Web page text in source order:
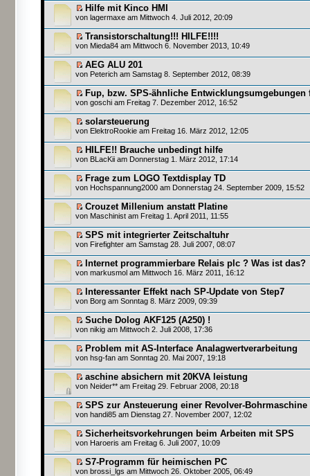
Hilfe mit Kinco HMI
von lagermaxe am Mittwoch 4. Juli 2012, 20:09
Transistorschaltung!!! HILFE!!!!
von Mieda84 am Mittwoch 6. November 2013, 10:49
AEG ALU 201
von Peterich am Samstag 8. September 2012, 08:39
Fup, bzw. SPS-ähnliche Entwicklungsumgebungen
von goschi am Freitag 7. Dezember 2012, 16:52
solarsteuerung
von ElektroRookie am Freitag 16. März 2012, 12:05
HILFE!! Brauche unbedingt hilfe
von BLacKii am Donnerstag 1. März 2012, 17:14
Frage zum LOGO Textdisplay TD
von Hochspannung2000 am Donnerstag 24. September 2009, 15:52
Crouzet Millenium anstatt Platine
von Maschinist am Freitag 1. April 2011, 11:55
SPS mit integrierter Zeitschaltuhr
von Firefighter am Samstag 28. Juli 2007, 08:07
Internet programmierbare Relais plc ? Was ist das?
von markusmol am Mittwoch 16. März 2011, 16:12
Interessanter Effekt nach SP-Update von Step7
von Borg am Sonntag 8. März 2009, 09:39
Suche Dolog AKF125 (A250) !
von nikig am Mittwoch 2. Juli 2008, 17:36
Problem mit AS-Interface Analagwertverarbeitung
von hsg-fan am Sonntag 20. Mai 2007, 19:18
aschine absichern mit 20KVA leistung
von Neider** am Freitag 29. Februar 2008, 20:18
SPS zur Ansteuerung einer Revolver-Bohrmaschine
von handi85 am Dienstag 27. November 2007, 12:02
Sicherheitsvorkehrungen beim Arbeiten mit SPS
von Haroeris am Freitag 6. Juli 2007, 10:09
S7-Programm für heimischen PC
von brossi_lgs am Mittwoch 26. Oktober 2005, 06:49